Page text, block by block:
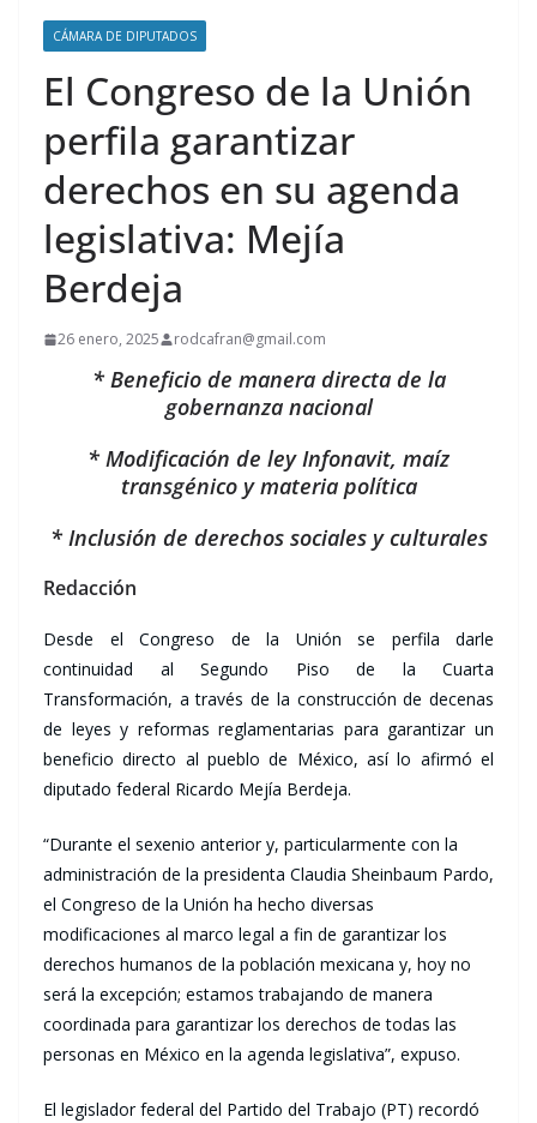
CÁMARA DE DIPUTADOS
El Congreso de la Unión
perfila garantizar
derechos en su agenda
legislativa: Mejía
Berdeja
26 enero, 2025 rodcafran@gmail.com
* Beneficio de manera directa de la
gobernanza nacional
* Modificación de ley Infonavit, maíz
transgénico y materia política
* Inclusión de derechos sociales y culturales
Redacción
Desde el Congreso de la Unión se perfila darle
continuidad al Segundo Piso de la Cuarta
Transformación, a través de la construcción de decenas
de leyes y reformas reglamentarias para garantizar un
beneficio directo al pueblo de México, así lo afirmó el
diputado federal Ricardo Mejía Berdeja.
“Durante el sexenio anterior y, particularmente con la
administración de la presidenta Claudia Sheinbaum Pardo,
el Congreso de la Unión ha hecho diversas
modificaciones al marco legal a fin de garantizar los
derechos humanos de la población mexicana y, hoy no
será la excepción; estamos trabajando de manera
coordinada para garantizar los derechos de todas las
personas en México en la agenda legislativa”, expuso.
El legislador federal del Partido del Trabajo (PT) recordó